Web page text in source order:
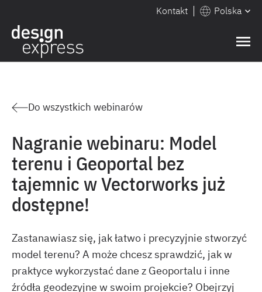
Kontakt Polska
Do wszystkich webinarów
Nagranie webinaru: Model
terenu i Geoportal bez
tajemnic w Vectorworks już
dostępne!
Zastanawiasz się, jak łatwo i precyzyjnie stworzyć
model terenu? A może chcesz sprawdzić, jak w
praktyce wykorzystać dane z Geoportalu i inne
źródła geodezyjne w swoim projekcie? Obejrzyj